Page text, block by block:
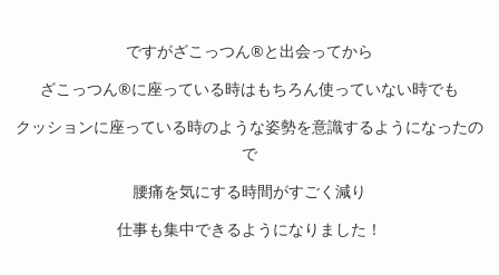
ですがざこっつん®︎と出会ってから
ざこっつん®︎に座っている時はもちろん使っていない時でも
クッションに座っている時のような姿勢を意識するようになったの
で
腰痛を気にする時間がすごく減り
仕事も集中できるようになりました！